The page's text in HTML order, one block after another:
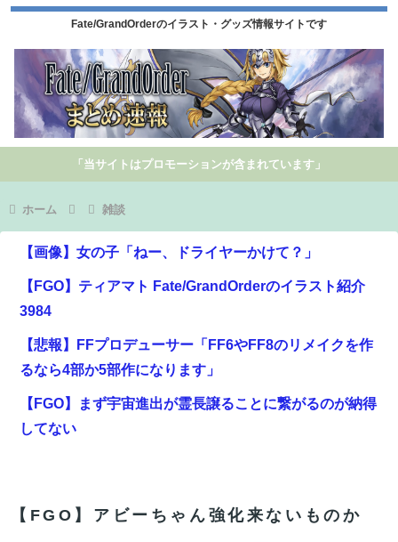
Fate/GrandOrderのイラスト・グッズ情報サイトです
「当サイトはプロモーションが含まれています」
ホーム 雑談
【画像】女の子「ねー、ドライヤーかけて？」
【FGO】ティアマト Fate/GrandOrderのイラスト紹介
3984
【悲報】FFプロデューサー「FF6やFF8のリメイクを作
るなら4部か5部作になります」
【FGO】まず宇宙進出が霊長譲ることに繋がるのが納得
してない
ームってあるんだっけ？
【FGO】アビーちゃん強化来ないものか